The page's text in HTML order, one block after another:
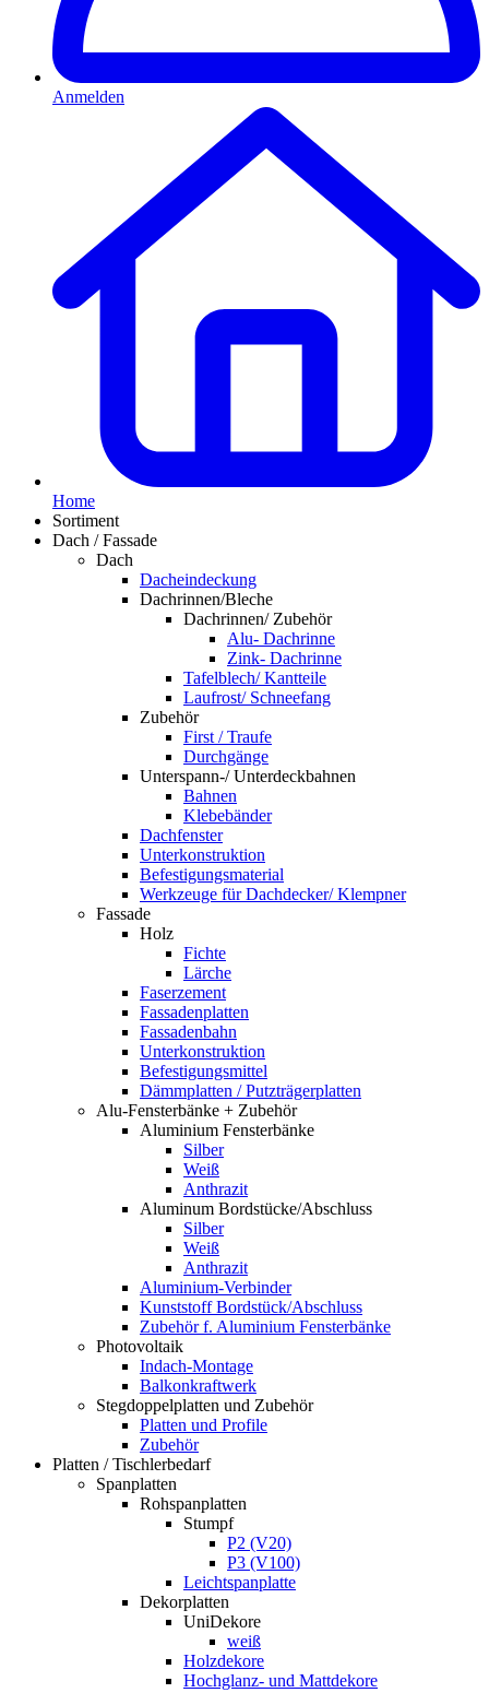
Anmelden
Home
Sortiment
Dach / Fassade
Dach
Dacheindeckung
Dachrinnen/Bleche
Dachrinnen/ Zubehör
Alu- Dachrinne
Zink- Dachrinne
Tafelblech/ Kantteile
Laufrost/ Schneefang
Zubehör
First / Traufe
Durchgänge
Unterspann-/ Unterdeckbahnen
Bahnen
Klebebänder
Dachfenster
Unterkonstruktion
Befestigungsmaterial
Werkzeuge für Dachdecker/ Klempner
Fassade
Holz
Fichte
Lärche
Faserzement
Fassadenplatten
Fassadenbahn
Unterkonstruktion
Befestigungsmittel
Dämmplatten / Putzträgerplatten
Alu-Fensterbänke + Zubehör
Aluminium Fensterbänke
Silber
Weiß
Anthrazit
Aluminum Bordstücke/Abschluss
Silber
Weiß
Anthrazit
Aluminium-Verbinder
Kunststoff Bordstück/Abschluss
Zubehör f. Aluminium Fensterbänke
Photovoltaik
Indach-Montage
Balkonkraftwerk
Stegdoppelplatten und Zubehör
Platten und Profile
Zubehör
Platten / Tischlerbedarf
Spanplatten
Rohspanplatten
Stumpf
P2 (V20)
P3 (V100)
Leichtspanplatte
Dekorplatten
UniDekore
weiß
Holzdekore
Hochglanz- und Mattdekore